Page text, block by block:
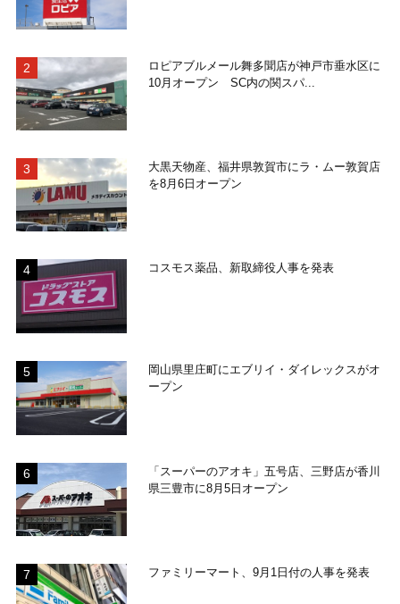
ロピアブルメール舞多聞店が神戸市垂水区に
10月オープン SC内の関スパ...
大黒天物産、福井県敦賀市にラ・ムー敦賀店
を8月6日オープン
コスモス薬品、新取締役人事を発表
岡山県里庄町にエブリイ・ダイレックスがオ
ープン
「スーパーのアオキ」五号店、三野店が香川
県三豊市に8月5日オープン
ファミリーマート、9月1日付の人事を発表